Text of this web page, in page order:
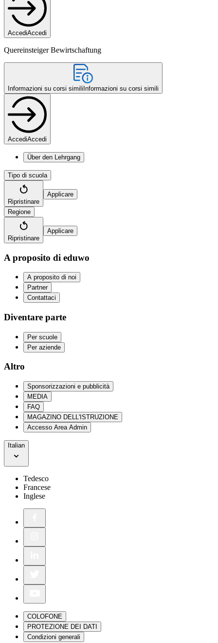
AccediAccedi
Quereinsteiger Bewirtschaftung
Informazioni su corsi simili Informazioni su corsi simili
AccediAccedi
Über den Lehrgang
Tipo di scuola
Ripristinare
Applicare
Regione
Ripristinare
Applicare
A proposito di eduwo
A proposito di noi
Partner
Contattaci
Diventare parte
Per scuole
Per aziende
Altro
Sponsorizzazioni e pubblicità
MEDIA
FAQ
MAGAZINO DELL'ISTRUZIONE
Accesso Area Admin
Italian
Tedesco
Francese
Inglese
COLOFONE
PROTEZIONE DEI DATI
Condizioni generali